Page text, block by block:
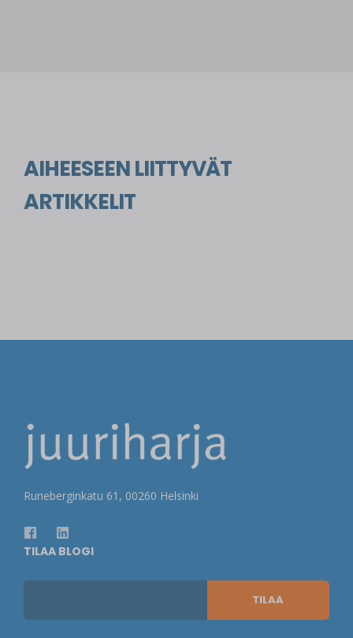
AIHEESEEN LIITTYVÄT
ARTIKKELIT
Runeberginkatu 61, 00260 Helsinki
TILAA BLOGI